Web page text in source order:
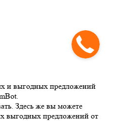
и выгодных предложений
Здесь же вы можете
выгодных предложений от